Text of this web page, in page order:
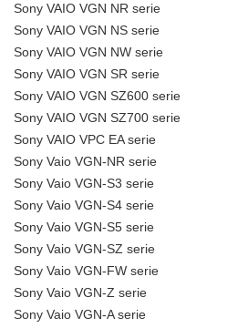
Sony VAIO VGN NR serie
Sony VAIO VGN NS serie
Sony VAIO VGN NW serie
Sony VAIO VGN SR serie
Sony VAIO VGN SZ600 serie
Sony VAIO VGN SZ700 serie
Sony VAIO VPC EA serie
Sony Vaio VGN-NR serie
Sony Vaio VGN-S3 serie
Sony Vaio VGN-S4 serie
Sony Vaio VGN-S5 serie
Sony Vaio VGN-SZ serie
Sony Vaio VGN-FW serie
Sony Vaio VGN-Z serie
Sony Vaio VGN-A serie